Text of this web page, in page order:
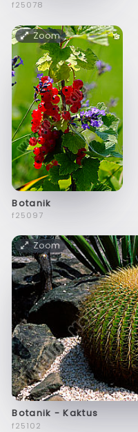
f25078
Zoom
Botanik
f25097
Zoom
Botanik - Kaktus
f25102